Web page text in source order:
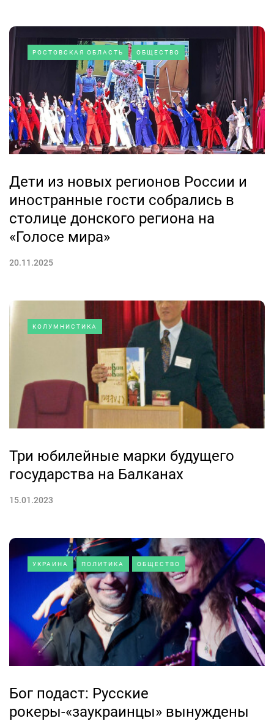
РОСТОВСКАЯ ОБЛАСТЬ ОБЩЕСТВО
Дети из новых регионов России и
иностранные гости собрались в
столице донского региона на
«Голосе мира»
20.11.2025
КОЛУМНИСТИКА
Три юбилейные марки будущего
государства на Балканах
15.01.2023
УКРАИНА ПОЛИТИКА ОБЩЕСТВО
Бог подаст: Русские
рокеры-«заукраинцы» вынуждены